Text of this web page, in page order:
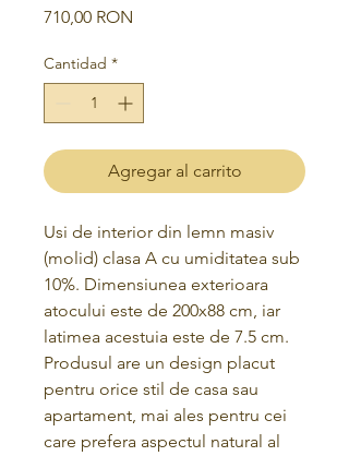
710,00 RON
Cantidad *
Agregar al carrito
Usi de interior din lemn masiv
(molid) clasa A cu umiditatea sub
10%. Dimensiunea exterioara
atocului este de 200x88 cm, iar
latimea acestuia este de 7.5 cm.
Produsul are un design placut
pentru orice stil de casa sau
apartament, mai ales pentru cei
care prefera aspectul natural al